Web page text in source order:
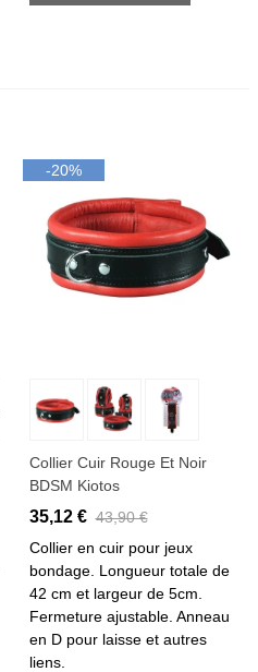
-20%
Collier Cuir Rouge Et Noir
BDSM Kiotos
35,12 € 43,90 €
Collier en cuir pour jeux
bondage. Longueur totale de
42 cm et largeur de 5cm.
Fermeture ajustable. Anneau
en D pour laisse et autres
liens.